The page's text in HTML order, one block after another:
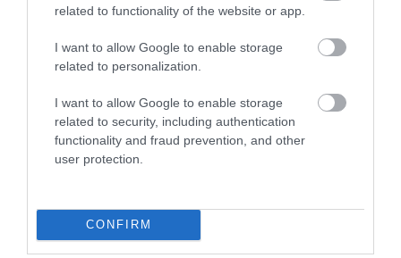
related to functionality of the website or app.
I want to allow Google to enable storage
related to personalization.
I want to allow Google to enable storage
related to security, including authentication
functionality and fraud prevention, and other
user protection.
CONFIRM
PRONEWS.GR /ΤΕΧΝΟΛΟΓΙΑ
εξαφανίστηκαν μέσα σε μία δεκαετία
και κανείς δεν το κατάλαβε